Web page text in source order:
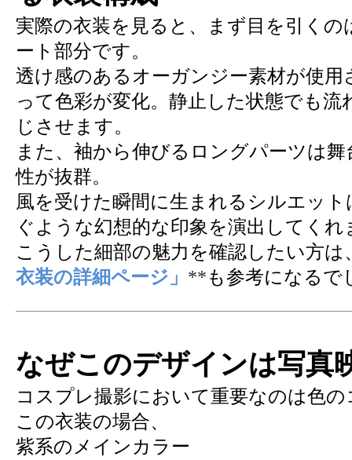
実際の衣装を見ると、まず目を引く
ート部分です。
透け感のあるオーガンジー素材が使
って色彩が変化。静止した状態でも
じさせます。
また、袖から伸びるロングパーツは
性が抜群。
風を受けた瞬間に生まれるシルエッ
ぐような幻想的な印象を演出してくれ
こうした細部の魅力を確認したい方は
衣装の詳細ページ」 **も参考になるで
なぜこのデザインは写真
コスプレ撮影において重要なのは色
この衣装の場合、
紫系のメインカラー